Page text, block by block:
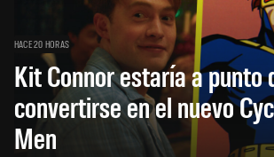
HACE 20 HORAS
Kit Connor estaría a punto
convertirse en el nuevo
Men